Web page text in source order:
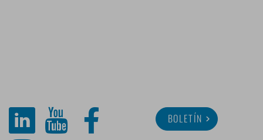
BOLETÍN